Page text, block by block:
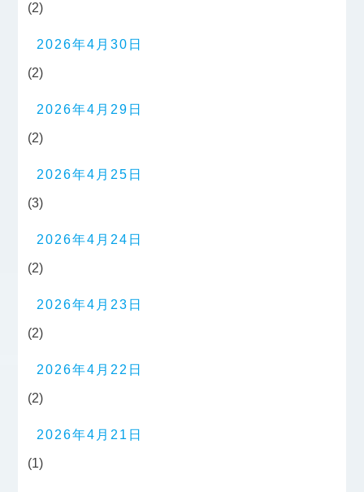
(2)
2026年4月30日
(2)
2026年4月29日
(2)
2026年4月25日
(3)
2026年4月24日
(2)
2026年4月23日
(2)
2026年4月22日
(2)
2026年4月21日
(1)